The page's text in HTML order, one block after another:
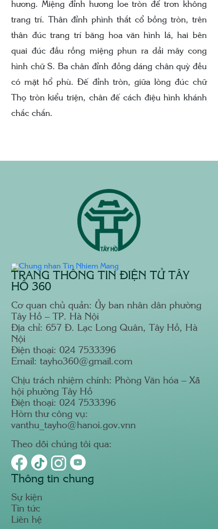
hương. Miệng đỉnh hương loe tròn để trơn không
trang trí. Thân đỉnh phình thắt cổ bồng tròn, trên
thân đúc trang trí băng hoa văn hình lá, hai bên
quai đúc đầu rồng miệng phun ra dải mây cong
hình chữ S. Ba chân đỉnh đồng dáng chân quỳ đều
có mặt hổ phù. Đế đỉnh tròn, giữa lòng đúc chữ
Thọ tròn kiểu triện, chân đế cách điệu hình khánh
chắc chắn.
TRANG THÔNG TIN ĐIỆN TỬ TÂY
HỒ 360
Cơ quan chủ quản: Ủy ban nhân dân phường
Tây Hồ – TP. Hà Nội
Địa chỉ: 657 Đ. Lạc Long Quân, Tây Hồ, Hà
Nội
Điện thoại: 024 7533396
Email: tayho360@gmail.com
Chịu trách nhiệm chính: Phòng Văn hóa – Xã
hội phường Tây Hồ
Điện thoại: 024 7533396
Hòm thư công vụ:
vanthu_tayho@hanoi.gov.vnn
Theo dõi chúng tôi qua:
Thông tin chung
Sự kiện
Tin tức
Liên hệ